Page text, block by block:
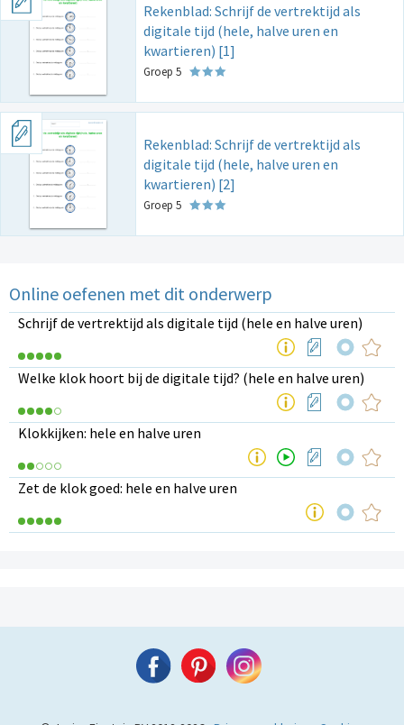
Rekenblad: Schrijf de vertrektijd als
digitale tijd (hele, halve uren en
kwartieren) [1]
Groep 5
Rekenblad: Schrijf de vertrektijd als
digitale tijd (hele, halve uren en
kwartieren) [2]
Groep 5
Online oefenen met dit onderwerp
Schrijf de vertrektijd als digitale tijd (hele en halve uren)
Welke klok hoort bij de digitale tijd? (hele en halve uren)
Klokkijken: hele en halve uren
Zet de klok goed: hele en halve uren